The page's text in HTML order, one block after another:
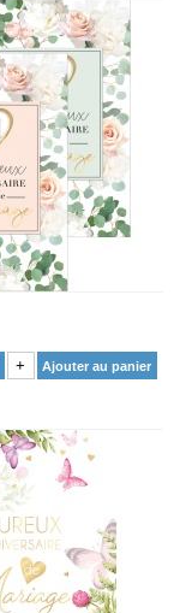
+ Ajouter au panier